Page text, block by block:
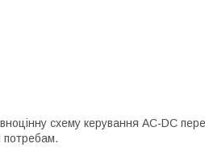
схему керування AC-DC
потребам.